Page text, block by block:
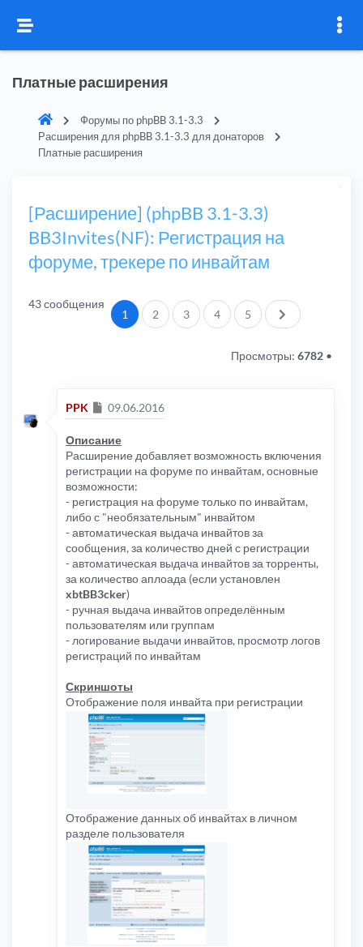
Платные расширения
Форумы по phpBB 3.1-3.3
Расширения для phpBB 3.1-3.3 для донаторов
Платные расширения
[Расширение] (phpBB 3.1-3.3)
BB3Invites(NF): Регистрация на
форуме, трекере по инвайтам
43 сообщения
1 2 3 4 5 След.
Просмотры: 6782 •
PPK Сообщение
09.06.2016
Описание
Расширение добавляет возможность включения
регистрации на форуме по инвайтам, основные
возможности:
- регистрация на форуме только по инвайтам,
либо с "необязательным" инвайтом
- автоматическая выдача инвайтов за
сообщения, за количество дней с регистрации
- автоматическая выдача инвайтов за торренты,
за количество аплоада (если установлен
xbtBB3cker)
- ручная выдача инвайтов определённым
пользователям или группам
- логирование выдачи инвайтов, просмотр логов
регистраций по инвайтам
Скриншоты
Отображение поля инвайта при регистрации
Отображение данных об инвайтах в личном
разделе пользователя